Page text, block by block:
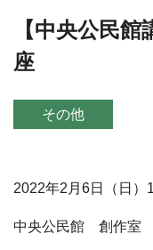
【中央公民
座
その他
2022年2月6日（日）
中央公民館 創作室